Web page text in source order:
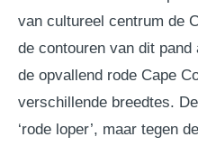
van cultureel centrum de
de contouren van dit
de opvallend rode Cape
verschillende breedtes.
‘rode loper’, maar tegen